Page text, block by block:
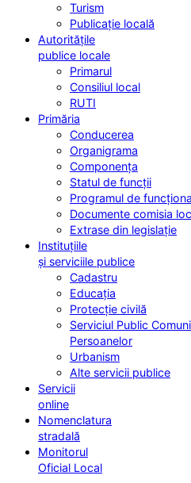
Turism
Publicație locală
Autoritățile
publice locale
Primarul
Consiliul local
RUTI
Primăria
Conducerea
Organigrama
Componența
Statul de funcții
Programul de
Documente comisia
Extrase din legislație
Instituțiile
și serviciile publice
Cadastru
Educația
Protecție civilă
Serviciul Public
Persoanelor
Urbanism
Alte servicii publice
Servicii
online
Nomenclatura
stradală
Monitorul
Oficial Local